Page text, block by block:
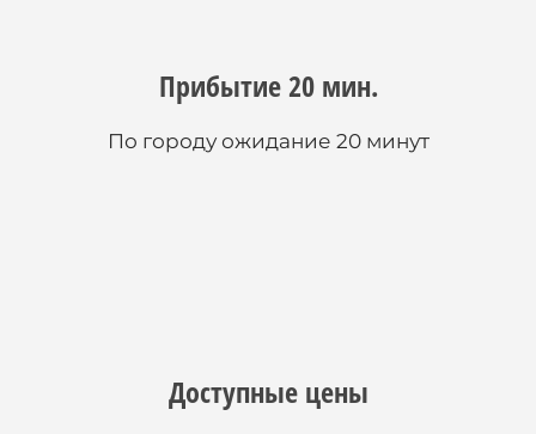
Прибытие 20 мин.
По городу ожидание 20 минут
Доступные цены